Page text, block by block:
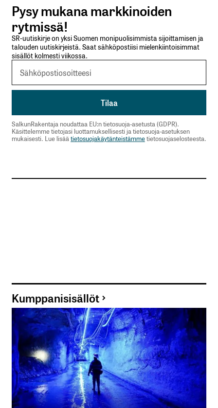
Lähetä kommentti
Pysy mukana markkinoiden
rytmissä!
SR-uutiskirje on yksi Suomen monipuolisimmista sijoittamisen ja
talouden uutiskirjeistä. Saat sähköpostiisi mielenkiintoisimmat
sisällöt kolmesti viikossa.
SalkunRakentaja noudattaa EU:n tietosuoja-asetusta (GDPR).
Käsittelemme tietojasi luottamuksellisesti ja tietosuoja-asetuksen
mukaisesti. Lue lisäätietosuojakäytänteistämmetietosuojaselosteesta.
Kumppanisisällöt